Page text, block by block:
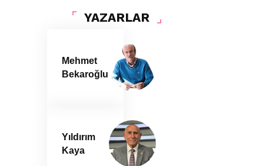
YAZARLAR
Mehmet
Bekaroğlu
Yıldırım
Kaya